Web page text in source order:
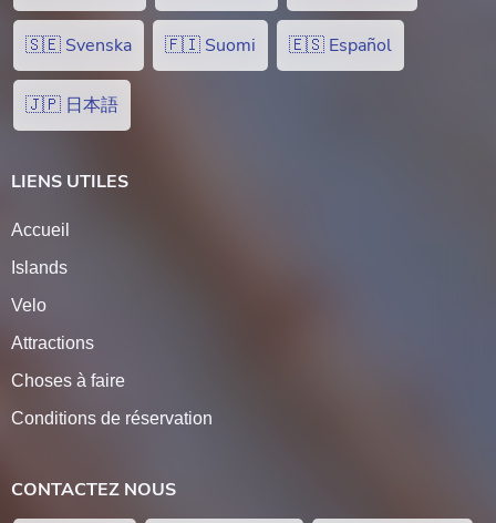
🇸🇪 Svenska 🇫🇮 Suomi 🇪🇸 Español
🇯🇵 日本語
LIENS UTILES
Accueil
Islands
Velo
Attractions
Choses à faire
Conditions de réservation
CONTACTEZ NOUS